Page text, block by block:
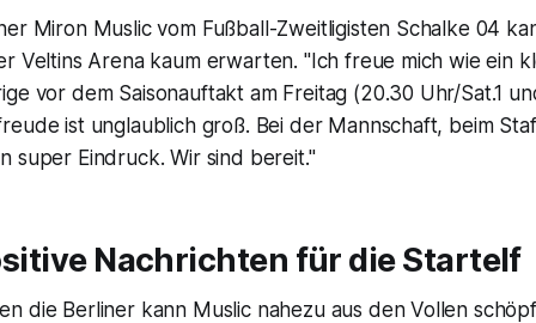
Miron Muslic vom Fußball-Zweitligisten Schalke 04
Veltins Arena kaum erwarten. "Ich freue mich wie ein
vor dem Saisonauftakt am Freitag (20.30 Uhr/Sat.1
ist unglaublich groß. Bei der Mannschaft, beim
super Eindruck. Wir sind bereit."
Nachrichten für die Startelf
die Berliner kann Muslic nahezu aus den Vollen